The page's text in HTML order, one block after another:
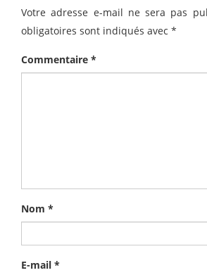
Votre adresse e-mail ne sera pas
obligatoires sont indiqués avec *
Commentaire *
Nom *
E-mail *